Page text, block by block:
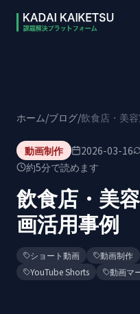
ホーム/ブログ/
動画制作 2026-03-16
約5分で読めます
飲食店・美
画活用事例
ショート動画 動画制作
YouTube Shorts
動画マ